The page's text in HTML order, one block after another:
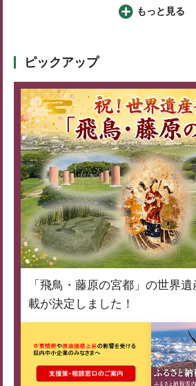
もっと見る
ピックアップ
「飛鳥・藤原の宮都」の世界
載が決定しました！